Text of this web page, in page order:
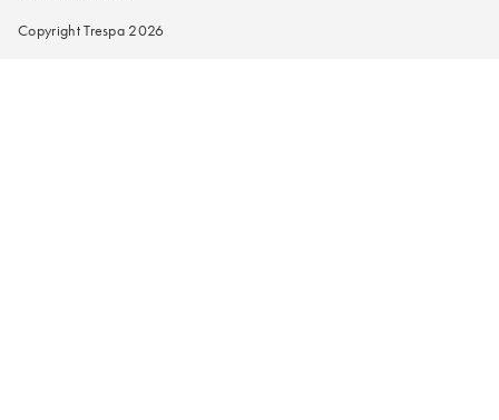
Copyright Trespa 2026